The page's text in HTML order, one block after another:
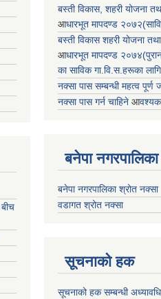
बस्ती विकास, शहरी योजना
आधारभूत मापदण्ड
बस्ती विकास शहरी योजना
आधारभूत मापदण्ड
का साविक गा.वि.स.हरूका
नक्सा पास सम्बन्धी महत्व पूर्ण
नक्सा पास गर्न चाहिने आ
बनेपा
बनेपा नगरपालिका श्रोत नक्सा
वडागत श्रोत नक्सा
सूचनाको हक
सूचनाको हक सम्बन्धी